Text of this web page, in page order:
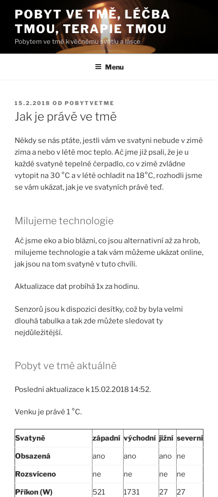
obsahu
webu
POBYT VE TMĚ, LÉČBA
TMOU, TERAPIE TMOU
Pobytem ve tmě k věčnému světlu a lásce
Menu
PUBLIKOVÁNO
15.2.2018 OD POBYTVETME
Jak je právě ve tmě
Někdy se nás ptáte, jestli vám ve svatyni nebude v zimě
zima a nebo v létě moc teplo. Ač jme již psali, že je u
každé svatyně tepelné čerpadlo, co v zimě zvládne
vytopit na 30 °C a v létě ochladit na 18°C, rozhodli jsme
se vám ukázat, jak je ve svatyních právě teď.
Milujeme technologie
Ač jsme eko a bio blázni, co jsou alternativní až za hrob,
milujeme technologie a tak vám můžeme ukázat online,
jak jsou na tom svatyně v tuto chvíli.
Aktualizace dat probíhá 1x za hodinu.
Senzorů jsou k dispozici desítky, což by byla velmi
dlouhá tabulka a tak zde můžete sledovat ty
nejdůležitější.
Pobyt ve tmě aktuálně
Poslední aktualizace k 15.02.2018 14:52.
Venku je právě 1 °C.
Svatyně západní východní jižní severní
Obsazená ano ano ano ne
Rozsvíceno ne ne ne ne
Příkon (W) 521 1731 27 27